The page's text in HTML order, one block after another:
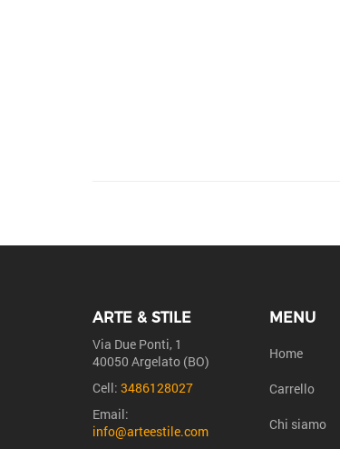
ARTE & STILE
Via Due Ponti, 1
40050 Argelato (BO)
Cell: 3486128027
Email:
info@arteestile.com
MENU
Home
Carrello
Chi siamo